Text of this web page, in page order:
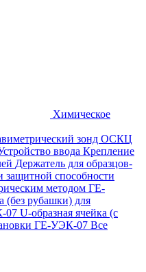
Химическое
зонд ОСКЦ
ввода Крепление
Держатель для образцов-
защитной способности
методом ГЕ-
(без рубашки) для
07 U-образная ячейка (с
ГЕ-УЭК-07 Все